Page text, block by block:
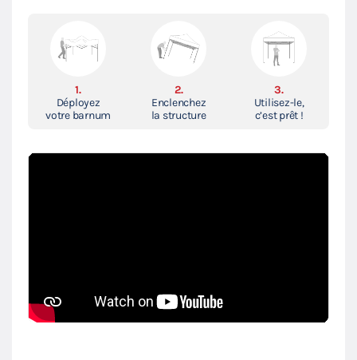
1.
Déployez
votre barnum
2.
Enclenchez
la structure
3.
Utilisez-le,
c’est prêt !